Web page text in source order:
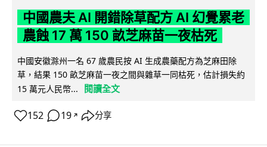
中國農夫 AI 開錯除草配方 AI 幻覺累老
農蝕 17 萬 150 畝芝麻苗一夜枯死
中國安徽滁州一名 67 歲農民按 AI 生成農藥配方為芝麻田除
草，結果 150 畝芝麻苗一夜之間與雜草一同枯死，估計損失約
15 萬元人民幣...
閱讀全文
152 19 ↗ 分享